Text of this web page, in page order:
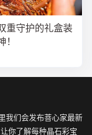
重守护的礼盒装
！
我们会发布菩心家最新
你了解每种晶石彩宝